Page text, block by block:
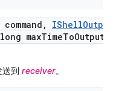
, IShellOutput
long maxTimeToOutput
到 receiver。